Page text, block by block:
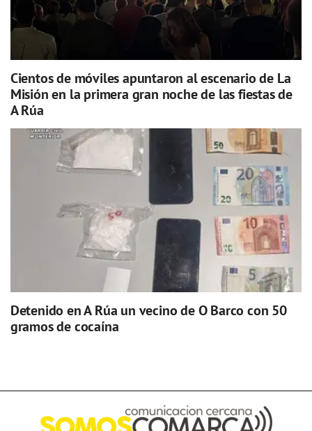
Cientos de móviles apuntaron al escenario de La
Misión en la primera gran noche de las fiestas de
A Rúa
Detenido en A Rúa un vecino de O Barco con 50
gramos de cocaína